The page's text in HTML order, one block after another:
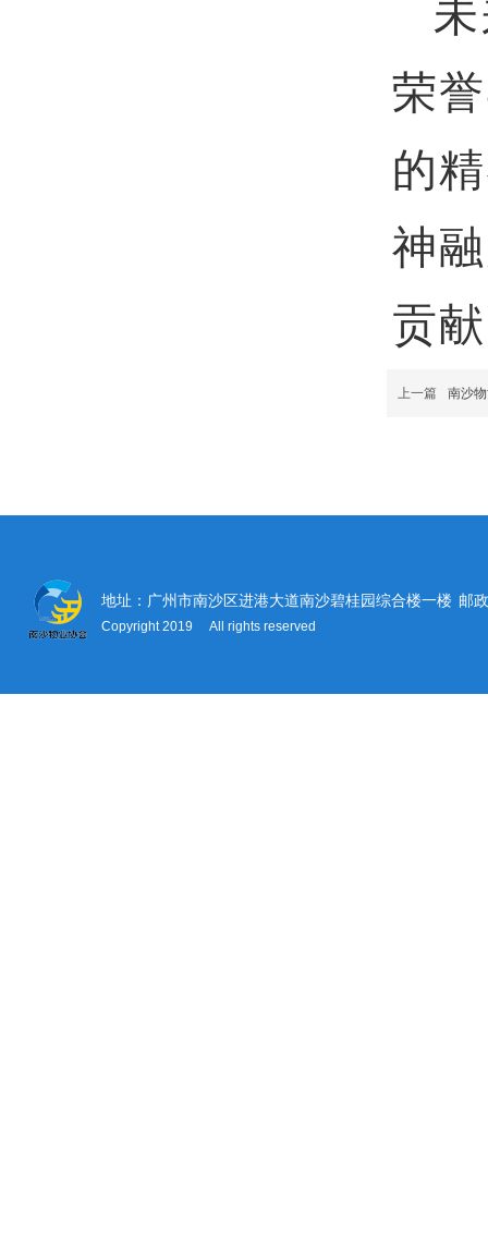
荣
的
神
贡
上一篇 南沙
地址：广州市南沙区进港大道南沙碧桂园综合楼一楼 邮
Copyright 2019 All rights reserved